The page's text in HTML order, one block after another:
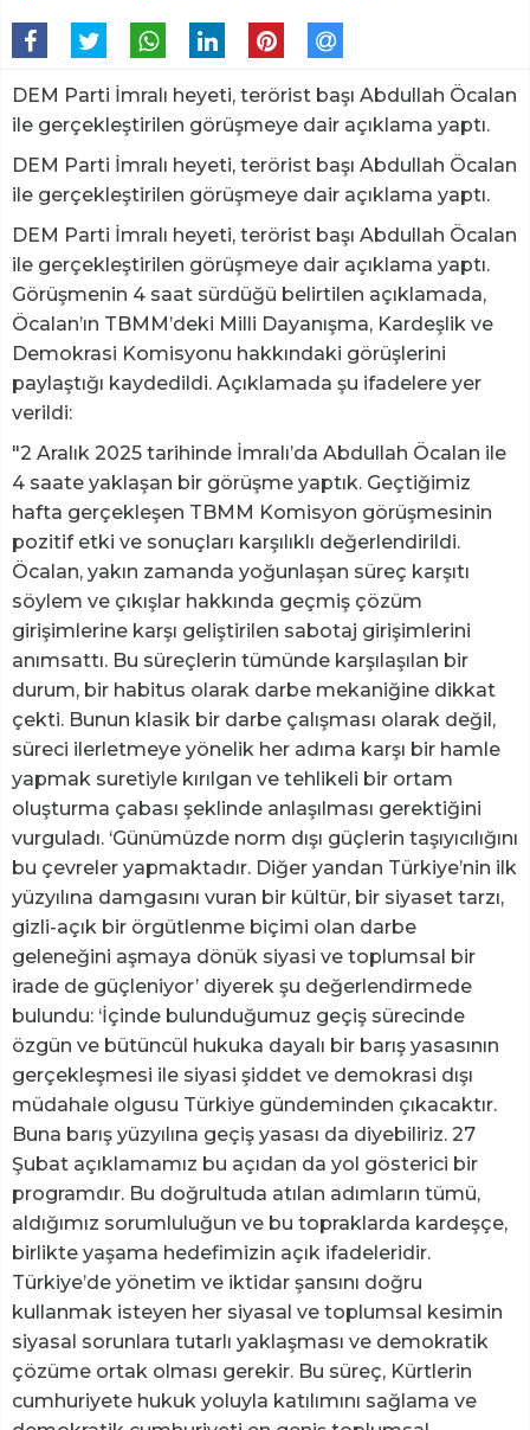
DEM Parti İmralı heyeti, terörist başı Abdullah Öcalan
ile gerçekleştirilen görüşmeye dair açıklama yaptı.
DEM Parti İmralı heyeti, terörist başı Abdullah Öcalan
ile gerçekleştirilen görüşmeye dair açıklama yaptı.
DEM Parti İmralı heyeti, terörist başı Abdullah Öcalan
ile gerçekleştirilen görüşmeye dair açıklama yaptı.
Görüşmenin 4 saat sürdüğü belirtilen açıklamada,
Öcalan’ın TBMM’deki Milli Dayanışma, Kardeşlik ve
Demokrasi Komisyonu hakkındaki görüşlerini
paylaştığı kaydedildi. Açıklamada şu ifadelere yer
verildi:
"2 Aralık 2025 tarihinde İmralı’da Abdullah Öcalan ile
4 saate yaklaşan bir görüşme yaptık. Geçtiğimiz
hafta gerçekleşen TBMM Komisyon görüşmesinin
pozitif etki ve sonuçları karşılıklı değerlendirildi.
Öcalan, yakın zamanda yoğunlaşan süreç karşıtı
söylem ve çıkışlar hakkında geçmiş çözüm
girişimlerine karşı geliştirilen sabotaj girişimlerini
anımsattı. Bu süreçlerin tümünde karşılaşılan bir
durum, bir habitus olarak darbe mekaniğine dikkat
çekti. Bunun klasik bir darbe çalışması olarak değil,
süreci ilerletmeye yönelik her adıma karşı bir hamle
yapmak suretiyle kırılgan ve tehlikeli bir ortam
oluşturma çabası şeklinde anlaşılması gerektiğini
vurguladı. ‘Günümüzde norm dışı güçlerin taşıyıcılığını
bu çevreler yapmaktadır. Diğer yandan Türkiye’nin ilk
yüzyılına damgasını vuran bir kültür, bir siyaset tarzı,
gizli-açık bir örgütlenme biçimi olan darbe
geleneğini aşmaya dönük siyasi ve toplumsal bir
irade de güçleniyor’ diyerek şu değerlendirmede
bulundu: ‘İçinde bulunduğumuz geçiş sürecinde
özgün ve bütüncül hukuka dayalı bir barış yasasının
gerçekleşmesi ile siyasi şiddet ve demokrasi dışı
müdahale olgusu Türkiye gündeminden çıkacaktır.
Buna barış yüzyılına geçiş yasası da diyebiliriz. 27
Şubat açıklamamız bu açıdan da yol gösterici bir
programdır. Bu doğrultuda atılan adımların tümü,
aldığımız sorumluluğun ve bu topraklarda kardeşçe,
birlikte yaşama hedefimizin açık ifadeleridir.
Türkiye’de yönetim ve iktidar şansını doğru
kullanmak isteyen her siyasal ve toplumsal kesimin
siyasal sorunlara tutarlı yaklaşması ve demokratik
çözüme ortak olması gerekir. Bu süreç, Kürtlerin
cumhuriyete hukuk yoluyla katılımını sağlama ve